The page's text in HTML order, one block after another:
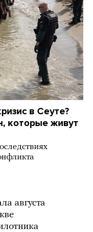
в Сеуте?
которые живут
августа